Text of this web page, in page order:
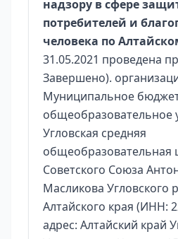
надзору в сфере
потребителей и
человека по
31.05.2021 проведена
Завершено).
Муниципальное
общеобразовательное
Угловская средняя
общеобразовательная
Советского Союза
Масликова Угловского
Алтайского края (ИНН:
адрес: Алтайский край